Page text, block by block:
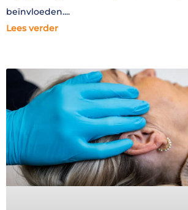
beïnvloeden.
Lees verder